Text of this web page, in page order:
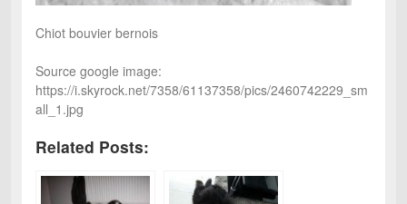
Chiot bouvier bernois
Source google image:
https://i.skyrock.net/7358/61137358/pics/2460742229_sm
all_1.jpg
Related Posts: